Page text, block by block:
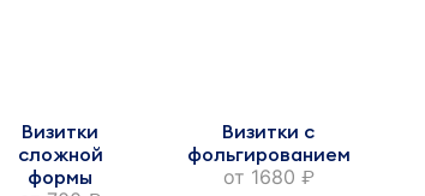
Визитки
сложной
формы
Визитки с
фольгированием
от 1680 руб.